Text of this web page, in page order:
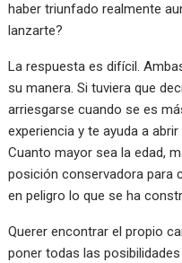
haber triunfado realmente
lanzarte?
La respuesta es difícil.
su manera. Si tuviera que
arriesgarse cuando se es
experiencia y te ayuda a
Cuanto mayor sea la edad,
posición conservadora para
en peligro lo que se ha
Querer encontrar el propio
poner todas las